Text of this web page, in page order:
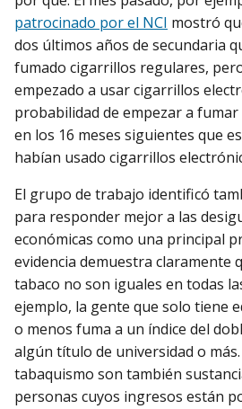
patrocinado por el NCI mostró
dos últimos años de secundaria
fumado cigarrillos regulares,
empezado a usar cigarrillos
probabilidad de empezar a
en los 16 meses siguientes que
habían usado cigarrillos
El grupo de trabajo identificó
para responder mejor a las
económicas como una principal
evidencia demuestra claramente
tabaco no son iguales en todas
ejemplo, la gente que solo tiene
o menos fuma a un índice del
algún título de universidad o
tabaquismo son también
personas cuyos ingresos están